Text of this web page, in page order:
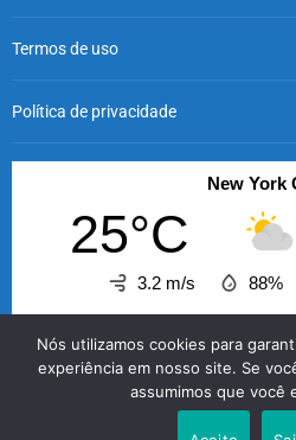
Termos de uso
Política de privacidade
New York
25°C
3.2 m/s 88%
27°C 28°C
Nós utilizamos cookies para
experiência em nosso site. Se
assumimos que você